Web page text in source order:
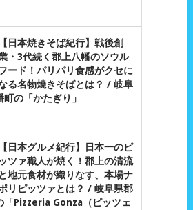
【日本焼きそば紀行】戦後創
・3代続く郡上八幡のソウル
ード！パリパリ食感がクセに
る名物焼きそばとは？ / 岐阜
の「かたぎり」
【日本グルメ紀行】日本一のピ
ッツァ職人が焼く！郡上の清流
と地元食材が織りなす、本場ナ
リピッツァとは？ / 岐阜県郡
「Pizzeria Gonza（ピッツェ